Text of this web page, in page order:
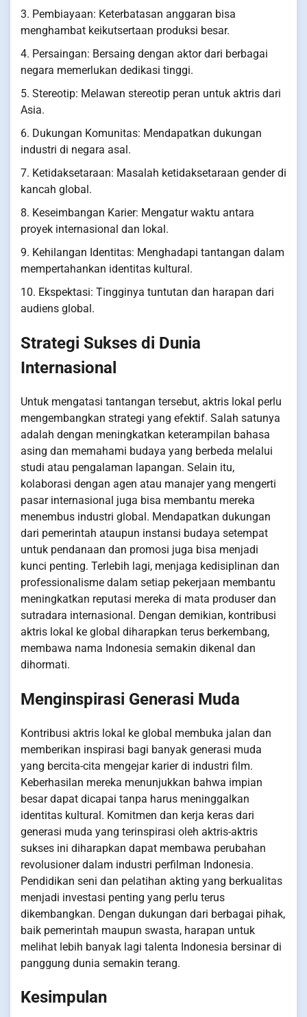
3. Pembiayaan: Keterbatasan anggaran bisa
menghambat keikutsertaan produksi besar.
4. Persaingan: Bersaing dengan aktor dari berbagai
negara memerlukan dedikasi tinggi.
5. Stereotip: Melawan stereotip peran untuk aktris dari
Asia.
6. Dukungan Komunitas: Mendapatkan dukungan
industri di negara asal.
7. Ketidaksetaraan: Masalah ketidaksetaraan gender di
kancah global.
8. Keseimbangan Karier: Mengatur waktu antara
proyek internasional dan lokal.
9. Kehilangan Identitas: Menghadapi tantangan dalam
mempertahankan identitas kultural.
10. Ekspektasi: Tingginya tuntutan dan harapan dari
audiens global.
Strategi Sukses di Dunia
Internasional
Untuk mengatasi tantangan tersebut, aktris lokal perlu
mengembangkan strategi yang efektif. Salah satunya
adalah dengan meningkatkan keterampilan bahasa
asing dan memahami budaya yang berbeda melalui
studi atau pengalaman lapangan. Selain itu,
kolaborasi dengan agen atau manajer yang mengerti
pasar internasional juga bisa membantu mereka
menembus industri global. Mendapatkan dukungan
dari pemerintah ataupun instansi budaya setempat
untuk pendanaan dan promosi juga bisa menjadi
kunci penting. Terlebih lagi, menjaga kedisiplinan dan
professionalisme dalam setiap pekerjaan membantu
meningkatkan reputasi mereka di mata produser dan
sutradara internasional. Dengan demikian, kontribusi
aktris lokal ke global diharapkan terus berkembang,
membawa nama Indonesia semakin dikenal dan
dihormati.
Menginspirasi Generasi Muda
Kontribusi aktris lokal ke global membuka jalan dan
memberikan inspirasi bagi banyak generasi muda
yang bercita-cita mengejar karier di industri film.
Keberhasilan mereka menunjukkan bahwa impian
besar dapat dicapai tanpa harus meninggalkan
identitas kultural. Komitmen dan kerja keras dari
generasi muda yang terinspirasi oleh aktris-aktris
sukses ini diharapkan dapat membawa perubahan
revolusioner dalam industri perfilman Indonesia.
Pendidikan seni dan pelatihan akting yang berkualitas
menjadi investasi penting yang perlu terus
dikembangkan. Dengan dukungan dari berbagai pihak,
baik pemerintah maupun swasta, harapan untuk
melihat lebih banyak lagi talenta Indonesia bersinar di
panggung dunia semakin terang.
Kesimpulan